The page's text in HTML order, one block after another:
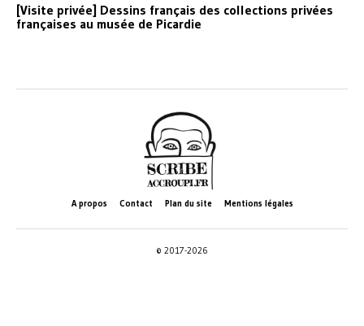
[Visite privée] Dessins français des collections privées
françaises au musée de Picardie
A propos Contact Plan du site Mentions légales
© 2017-2026